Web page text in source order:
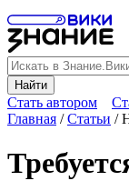
Найти
Стать автором
Главная /Статьи /